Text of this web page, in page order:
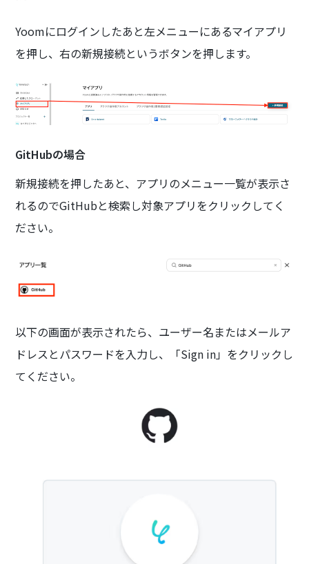
Yoomにログインしたあと左メニューにあるマイアプリ
を押し、右の新規接続というボタンを押します。
GitHubの場合
新規接続を押したあと、アプリのメニュー一覧が表示さ
れるのでGitHubと検索し対象アプリをクリックしてく
ださい。
以下の画面が表示されたら、ユーザー名またはメールア
ドレスとパスワードを入力し、「Sign in」をクリックし
てください。